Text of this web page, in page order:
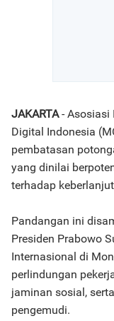
JAKARTA- Asosiasi
Digital Indonesia
pembatasan
yang dinilai
terhadap
Pandangan ini
Presiden Prabowo
Internasional di
perlindungan
jaminan sosial,
pengemudi.